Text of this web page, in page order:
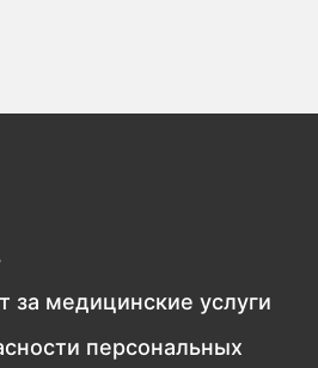
за медицинские услуги
персональных